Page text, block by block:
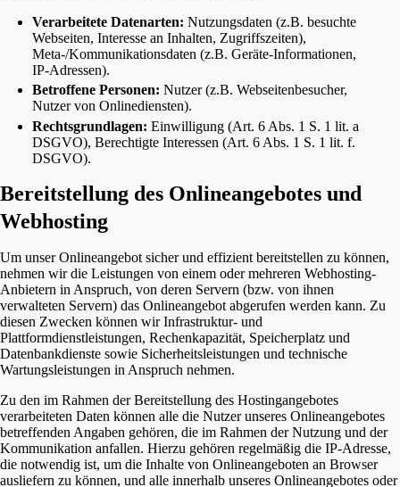
Verarbeitete Datenarten: Nutzungsdaten (z.B. besuchte
Webseiten, Interesse an Inhalten, Zugriffszeiten),
Meta-/Kommunikationsdaten (z.B. Geräte-Informationen,
IP-Adressen).
Betroffene Personen: Nutzer (z.B. Webseitenbesucher,
Nutzer von Onlinediensten).
Rechtsgrundlagen: Einwilligung (Art. 6 Abs. 1 S. 1 lit. a
DSGVO), Berechtigte Interessen (Art. 6 Abs. 1 S. 1 lit. f.
DSGVO).
Bereitstellung des Onlineangebotes und
Webhosting
Um unser Onlineangebot sicher und effizient bereitstellen zu können,
nehmen wir die Leistungen von einem oder mehreren Webhosting-
Anbietern in Anspruch, von deren Servern (bzw. von ihnen
verwalteten Servern) das Onlineangebot abgerufen werden kann. Zu
diesen Zwecken können wir Infrastruktur- und
Plattformdienstleistungen, Rechenkapazität, Speicherplatz und
Datenbankdienste sowie Sicherheitsleistungen und technische
Wartungsleistungen in Anspruch nehmen.
Zu den im Rahmen der Bereitstellung des Hostingangebotes
verarbeiteten Daten können alle die Nutzer unseres Onlineangebotes
betreffenden Angaben gehören, die im Rahmen der Nutzung und der
Kommunikation anfallen. Hierzu gehören regelmäßig die IP-Adresse,
die notwendig ist, um die Inhalte von Onlineangeboten an Browser
ausliefern zu können, und alle innerhalb unseres Onlineangebotes oder